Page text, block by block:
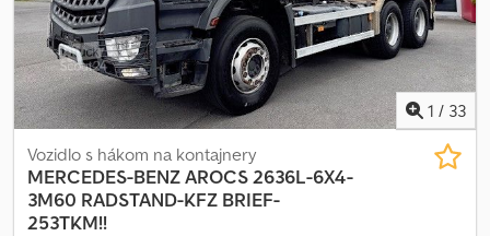
1 / 33
Vozidlo s hákom na kontajnery
MERCEDES-BENZAROCS 2636L-6X4-
3M60 RADSTAND-KFZ BRIEF-
253TKM!!